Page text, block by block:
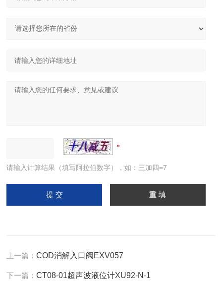
请输入计算结果（填写阿拉伯数字），如：三加四=7
上一篇：COD消解入口阀EXV057
下一篇：CT08-01超声波液位计XU92-N-1